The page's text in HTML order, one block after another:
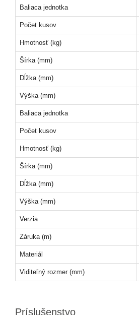
Baliaca jednotka
Počet kusov
Hmotnosť (kg)
Šírka (mm)
Dĺžka (mm)
Výška (mm)
Baliaca jednotka
Počet kusov
Hmotnosť (kg)
Šírka (mm)
Dĺžka (mm)
Výška (mm)
Verzia
Záruka (m)
Materiál
Viditeľný rozmer (mm)
Príslušenstvo